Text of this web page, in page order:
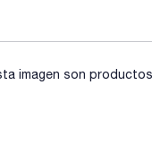
imagen son